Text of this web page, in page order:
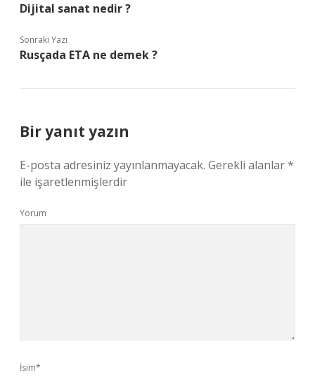
Dijital sanat nedir ?
Sonraki Yazı
Rusçada ETA ne demek ?
Bir yanıt yazın
E-posta adresiniz yayınlanmayacak. Gerekli alanlar*
ile işaretlenmişlerdir
Yorum
İsim*